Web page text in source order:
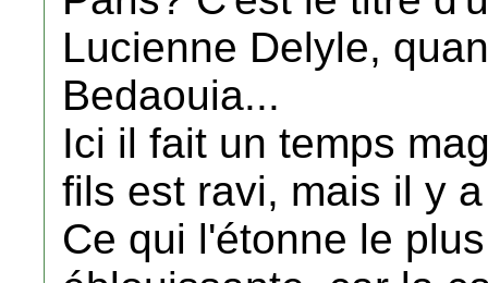
Lucienne Delyle,
Bedaouia...
Ici il fait un temps
fils est ravi, mais il y
Ce qui l'étonne le